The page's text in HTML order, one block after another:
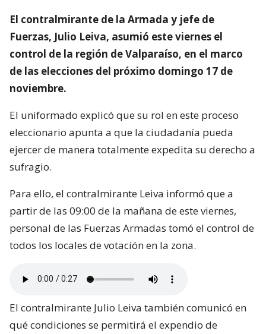
El contralmirante de la Armada y jefe de
Fuerzas, Julio Leiva, asumió este viernes el
control de la región de Valparaíso, en el marco
de las elecciones del próximo domingo 17 de
noviembre.
El uniformado explicó que su rol en este proceso
eleccionario apunta a que la ciudadanía pueda
ejercer de manera totalmente expedita su derecho a
sufragio.
Para ello, el contralmirante Leiva informó que a
partir de las 09:00 de la mañana de este viernes,
personal de las Fuerzas Armadas tomó el control de
todos los locales de votación en la zona.
El contralmirante Julio Leiva también comunicó en
qué condiciones se permitirá el expendio de